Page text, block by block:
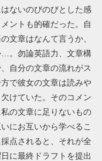
ないのびのびとした感
ントも的確だった。自
文章はなんて言うか、
…。勿論英語力、文章構
自分の文章の流れがス
で彼女の文章は読みや
けていた。そのコメン
の文章に足りないもの
にお互いから学べるこ
点されると、それが全
に最終ドラフトを提出